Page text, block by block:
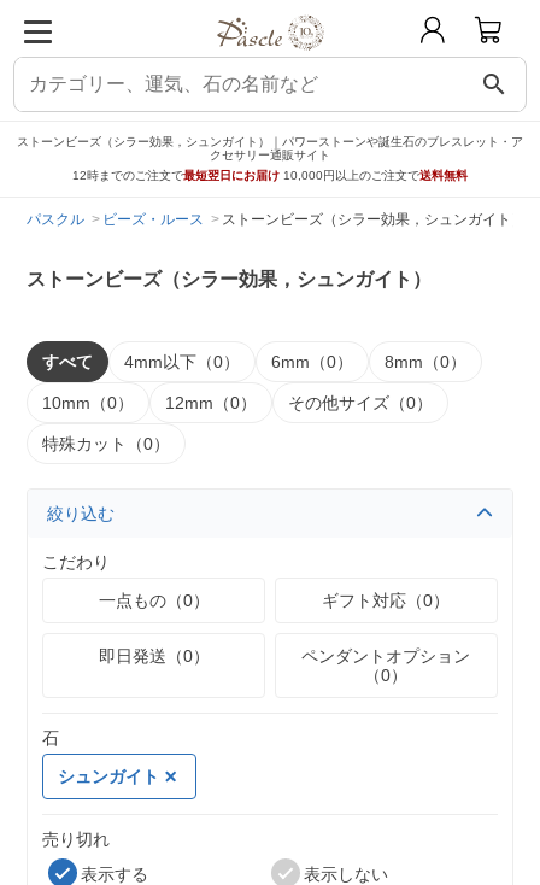
search
ストーンビーズ（シラー効果，シュンガイト）｜パワーストーンや誕生石のブレスレット・ア
クセサリー通販サイト
12時までのご注文で最短翌日にお届け 10,000円以上のご注文で送料無料
パスクル ビーズ・ルース ストーンビーズ（シラー効果，シュンガイト）
ストーンビーズ（シラー効果，シュンガイト）
すべて 4mm以下（0） 6mm（0） 8mm（0）
10mm（0） 12mm（0） その他サイズ（0）
特殊カット（0）
絞り込む
こだわり
一点もの（0）
ギフト対応（0）
即日発送（0）
ペンダントオプション
（0）
石
シュンガイト
売り切れ
表示する
表示しない